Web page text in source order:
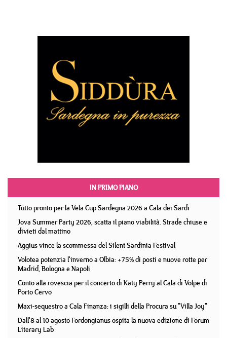
IN PRIMO PIANO
Tutto pronto per la Vela Cup Sardegna 2026 a Cala dei Sardi
Jova Summer Party 2026, scatta il piano viabilità. Strade chiuse e
divieti dal mattino
Aggius vince la scommessa del Silent Sardinia Festival
Volotea potenzia l'inverno a Olbia: +75% di posti e nuove rotte per
Madrid, Bologna e Napoli
Conto alla rovescia per il concerto di Katy Perry al Cala di Volpe di
Porto Cervo
Maxi-sequestro a Cala Finanza: i sigilli della Procura su "Villa Joy"
Dall'8 al 10 agosto Fordongianus ospita la nuova edizione di Forum
Literary Lab